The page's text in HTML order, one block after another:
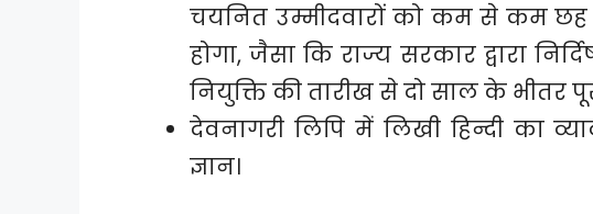
चयनित उम्मीदवारों को कम से कम छह
होगा, जैसा कि राज्य सरकार द्वारा
नियुक्ति की तारीख से दो साल के भीतर
देवनागरी लिपि में लिखी हिन्दी का
ज्ञान।